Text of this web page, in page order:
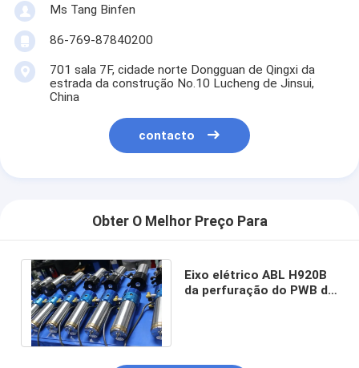
Ms Tang Binfen
86-769-87840200
701 sala 7F, cidade norte Dongguan de Qingxi da
estrada da construção No.10 Lucheng de Jinsui,
China
contacto
Obter O Melhor Preço Para
Eixo elétrico ABL H920B
da perfuração do PWB da